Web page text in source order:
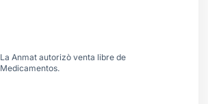
La Anmat autorizò venta libre de
Medicamentos.